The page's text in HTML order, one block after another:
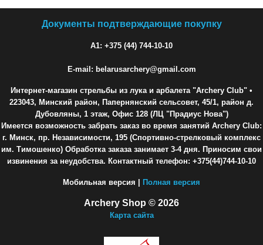
Документы подтверждающие покупку
A1: +375 (44) 744-10-10
E-mail: belarusarchery@gmail.com
Интернет-магазин стрельбы из лука и арбалета "Archery Club" •
223043, Минский район, Папернянский сельсовет, 45/1, район д.
Дубовляны, 1 этаж, Офис 128 (ЛЦ "Прадиус Нова")
Имеется возможность забрать заказ во время занятий Archery Club:
г. Минск, пр. Независимости, 195 (Спортивно-стрелковый комплекс
им. Тимошенко) Обработка заказа занимает 3-4 дня. Приносим свои
извинения за неудобства. Контактный телефон: +375(44)744-10-10
Мобильная версия | Полная версия
Archery Shop © 2026
Карта сайта